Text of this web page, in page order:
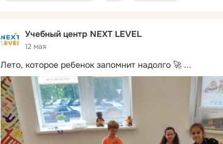
Учебный центр NEXT LEVEL
12 мая
Лето, которое ребенок запомнит надолго 🚀 ...